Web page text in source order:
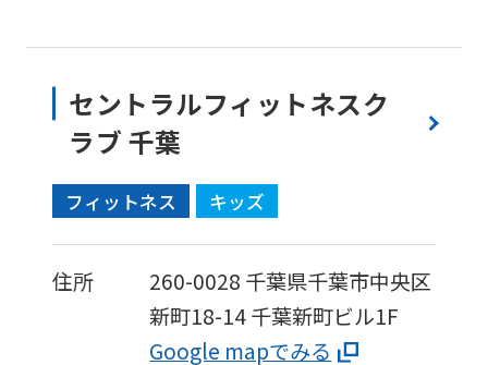
セントラルフィットネスク
ラブ 千葉
フィットネス キッズ
住所 260-0028 千葉県千葉市中央区
新町18-14千葉新町ビル1F
Google mapでみる